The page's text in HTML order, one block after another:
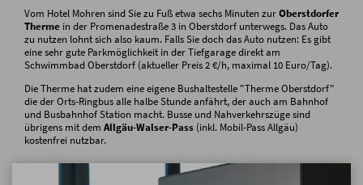
Vom Hotel Mohren sind Sie zu Fuß etwa sechs Minuten zurOberstdorfer
Therme in der Promenadestraße 3 in Oberstdorf unterwegs. Das Auto
zu nutzen lohnt sich also kaum. Falls Sie doch das Auto nutzen: Es gibt
eine sehr gute Parkmöglichkeit in der Tiefgarage direkt am
Schwimmbad Oberstdorf (aktueller Preis 2 €/h, maximal 10 Euro/Tag).
Die Therme hat zudem eine eigene Bushaltestelle "Therme Oberstdorf"
die der Orts-Ringbus alle halbe Stunde anfährt, der auch am Bahnhof
und Busbahnhof Station macht. Busse und Nahverkehrszüge sind
übrigens mit dem Allgäu-Walser-Pass (inkl. Mobil-Pass Allgäu)
kostenfrei nutzbar.